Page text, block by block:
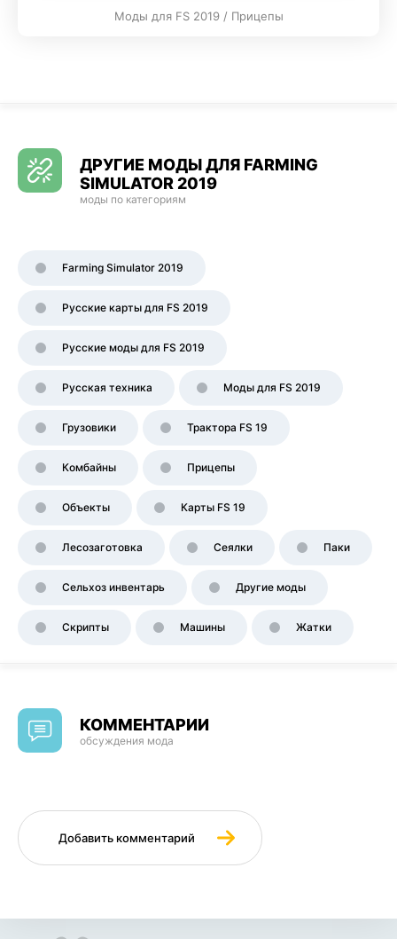
Моды для FS 2019 / Прицепы
ДРУГИЕ МОДЫ ДЛЯ FARMING
SIMULATOR 2019
моды по категориям
Farming Simulator 2019
Русские карты для FS 2019
Русские моды для FS 2019
Русская техника Моды для FS 2019
Грузовики Трактора FS 19
Комбайны Прицепы
Объекты Карты FS 19
Лесозаготовка Сеялки Паки
Сельхоз инвентарь Другие моды
Скрипты Машины Жатки
КОММЕНТАРИИ
обсуждения мода
Добавить комментарий